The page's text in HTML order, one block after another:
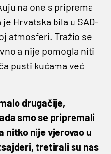
na one s priprema
Hrvatska bila u SAD-
atmosferi. Tražio se
a nije pomogla niti
pusti kućama već
drugačije,
smo se pripremali
nitko nije vjerovao u
tretirali su nas